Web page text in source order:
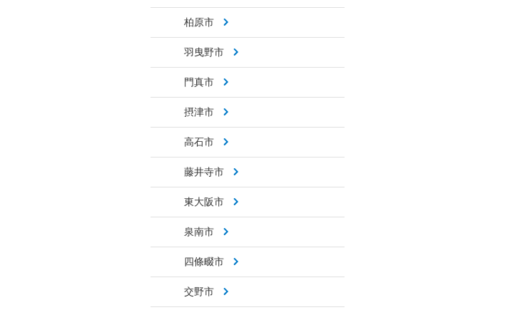
柏原市
羽曳野市
門真市
摂津市
高石市
藤井寺市
東大阪市
泉南市
四條畷市
交野市